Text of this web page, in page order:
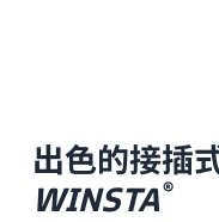
出色的接插
WINSTA®